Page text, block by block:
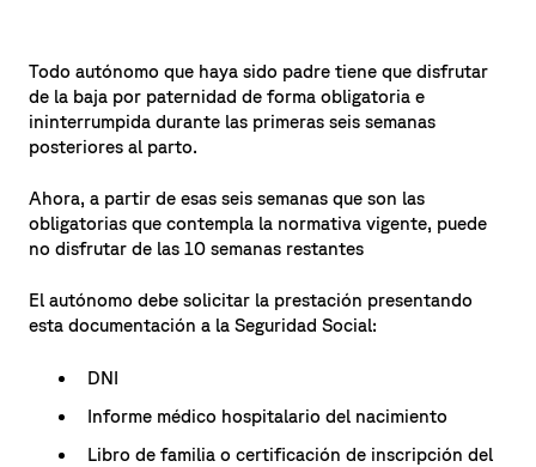
Todo autónomo que haya sido padre tiene que disfrutar
de la baja por paternidad de forma obligatoria e
ininterrumpida durante las primeras seis semanas
posteriores al parto.
Ahora, a partir de esas seis semanas que son las
obligatorias que contempla la normativa vigente, puede
no disfrutar de las 10 semanas restantes
El autónomo debe solicitar la prestación presentando
esta documentación a la Seguridad Social:
DNI
Informe médico hospitalario del nacimiento
Libro de familia o certificación de inscripción del